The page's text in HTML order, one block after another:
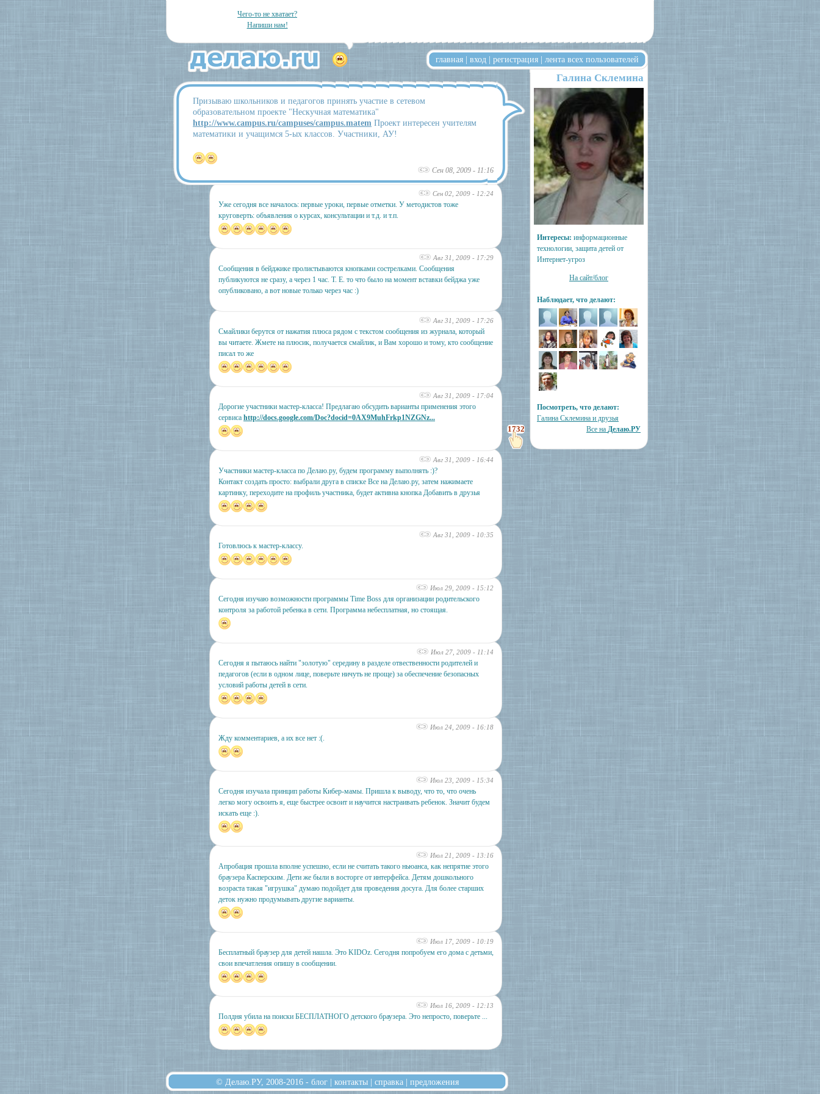
Чего-то не хватает?
Напиши нам!
главная | вход | регистрация | лента всех пользователей
Призываю школьников и педагогов принять участие в сетевом
образовательном проекте "Нескучная математика"
http://www.campus.ru/campuses/campus.matem Проект интересен учителям
математики и учащимся 5-ых классов. Участники, АУ!
Сен 08, 2009 - 11:16
Сен 02, 2009 - 12:24
Уже сегодня все началось: первые уроки, первые отметки. У методистов тоже
круговерть: объявления о курсах, консультации и т.д. и т.п.
Авг 31, 2009 - 17:29
Сообщения в бейджике пролистываются кнопками сострелками. Сообщения
публикуются не сразу, а через 1 час. Т. Е. то что было на момент вставки бейджа уже
опубликовано, а вот новые только через час :)
Авг 31, 2009 - 17:26
Смайлики берутся от нажатия плюса рядом с текстом сообщения из журнала, который
вы читаете. Жмете на плюсик, получается смайлик, и Вам хорошо и тому, кто сообщение
писал то же
Авг 31, 2009 - 17:04
Дорогие участники мастер-класса! Предлагаю обсудить варианты применения этого
сервиса http://docs.google.com/Doc?docid=0AX9MuhFrkp1NZGNz...
1732
Авг 31, 2009 - 16:44
Участники мастер-класса по Делаю.ру, будем программу выполнять :)?
Контакт создать просто: выбрали друга в списке Все на Делаю.ру, затем нажимаете
картинку, переходите на профиль участника, будет активна кнопка Добавить в друзья
Авг 31, 2009 - 10:35
Готовлюсь к мастер-классу.
Июл 29, 2009 - 15:12
Сегодня изучаю возможности программы Time Boss для организации родительского
контроля за работой ребенка в сети. Программа небесплатная, но стоящая.
Июл 27, 2009 - 11:14
Сегодня я пытаюсь найти "золотую" середину в разделе отвественности родителей и
педагогов (если в одном лице, поверьте ничуть не проще) за обеспечение безопасных
условий работы детей в сети.
Июл 24, 2009 - 16:18
Жду комментариев, а их все нет :(.
Июл 23, 2009 - 15:34
Сегодня изучала принцип работы Кибер-мамы. Пришла к выводу, что то, что очень
легко могу освоить я, еще быстрее освоит и научится настраивать ребенок. Значит будем
искать еще :).
Июл 21, 2009 - 13:16
Апробация прошла вполне успешно, если не считать такого ньюанса, как непрятие этого
браузера Касперским. Дети же были в восторге от интерфейса. Детям дошкольного
возраста такая "игрушка" думаю подойдет для проведения досуга. Для более старших
деток нужно продумывать другие варианты.
Июл 17, 2009 - 10:19
Бесплатный браузер для детей нашла. Это KIDOz. Сегодня попробуем его дома с детьми,
свои впечатления опишу в сообщении.
Июл 16, 2009 - 12:13
Полдня убила на поиски БЕСПЛАТНОГО детского браузера. Это непросто, поверьте ...
Галина Склемина
Интересы: информационные
технологии, защита детей от
Интернет-угроз
На сайт/блог
Наблюдает, что делают:
Посмотреть, что делают:
Галина Склемина и друзья
Все на Делаю.РУ
© Делаю.РУ, 2008-2016 - блог | контакты | справка | предложения